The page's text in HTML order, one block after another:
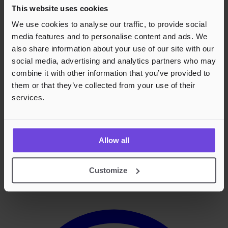
This website uses cookies
We use cookies to analyse our traffic, to provide social
media features and to personalise content and ads. We
also share information about your use of our site with our
social media, advertising and analytics partners who may
combine it with other information that you’ve provided to
them or that they’ve collected from your use of their
services.
Allow all
Customize
Zimmermann
Ida-Lova (SE)
Bertine Zetlitz
Mille
JOA
Foretaksnavn RAKETTNATT AS
MVA
927666294
Effortless Events,
Facebook